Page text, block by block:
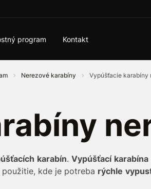
program Kontakt
Nerezové karabíny Vypúšťacie karabíny
karabín. Vypúšťací karabína
kde je potreba rýchle